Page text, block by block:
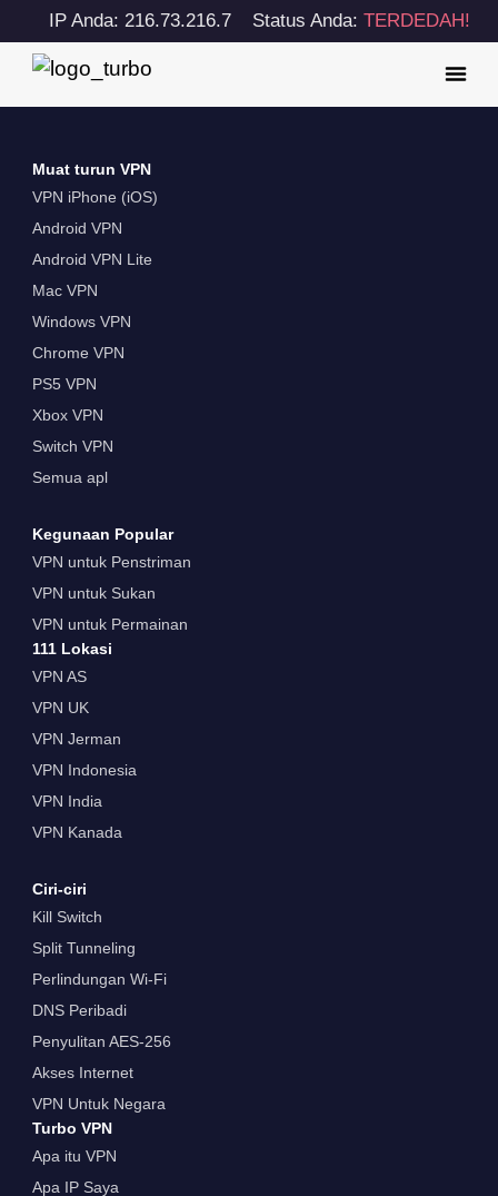
IP Anda: 216.73.216.7 Status Anda:TERDEDAH!
Muat turun VPN
VPN iPhone (iOS)
Android VPN
Android VPN Lite
Mac VPN
Windows VPN
Chrome VPN
PS5 VPN
Xbox VPN
Switch VPN
Semua apl
Kegunaan Popular
VPN untuk Penstriman
VPN untuk Sukan
VPN untuk Permainan
111 Lokasi
VPN AS
VPN UK
VPN Jerman
VPN Indonesia
VPN India
VPN Kanada
Ciri-ciri
Kill Switch
Split Tunneling
Perlindungan Wi-Fi
DNS Peribadi
Penyulitan AES-256
Akses Internet
VPN Untuk Negara
Turbo VPN
Apa itu VPN
Apa IP Saya